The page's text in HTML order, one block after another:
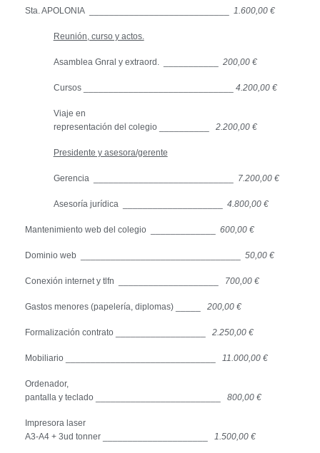
Sta. APOLONIA ____________________________ 1.600,00 €
Reunión, curso y actos.
Asamblea Gnral y extraord. ___________ 200,00 €
Cursos ______________________________ 4.200,00 €
Viaje en
representación del colegio __________ 2.200,00 €
Presidente y asesora/gerente
Gerencia ____________________________ 7.200,00 €
Asesoría jurídica ____________________ 4.800,00 €
Mantenimiento web del colegio _____________ 600,00 €
Dominio web ________________________________ 50,00 €
Conexión internet y tlfn ____________________ 700,00 €
Gastos menores (papelería, diplomas) _____ 200,00 €
Formalización contrato __________________ 2.250,00 €
Mobiliario ______________________________ 11.000,00 €
Ordenador,
pantalla y teclado _________________________ 800,00 €
Impresora laser
A3-A4 + 3ud tonner _____________________ 1.500,00 €